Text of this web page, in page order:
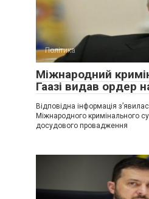
Політика
Міжнародний
Гаазі видав ордер
Відповідна інформація
Міжнародного кримінального
досудового провадження